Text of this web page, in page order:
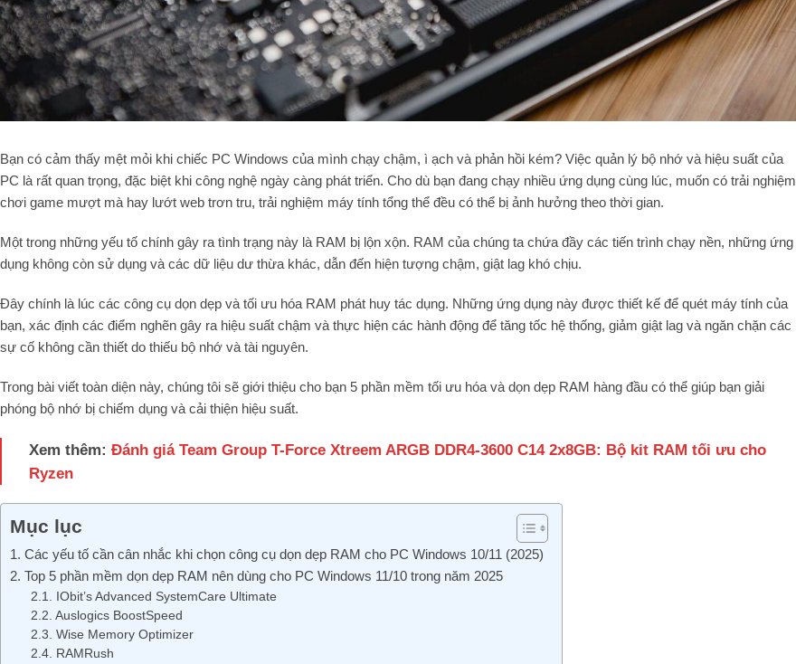
Bạn có cảm thấy mệt mỏi khi chiếc PC Windows của mình chạy chậm, ì ạch và phản hồi kém? Việc quản lý bộ nhớ và hiệu suất của
PC là rất quan trọng, đặc biệt khi công nghệ ngày càng phát triển. Cho dù bạn đang chạy nhiều ứng dụng cùng lúc, muốn có trải nghiệm
chơi game mượt mà hay lướt web trơn tru, trải nghiệm máy tính tổng thể đều có thể bị ảnh hưởng theo thời gian.
Một trong những yếu tố chính gây ra tình trạng này là RAM bị lộn xộn. RAM của chúng ta chứa đầy các tiến trình chạy nền, những ứng
dụng không còn sử dụng và các dữ liệu dư thừa khác, dẫn đến hiện tượng chậm, giật lag khó chịu.
Đây chính là lúc các công cụ dọn dẹp và tối ưu hóa RAM phát huy tác dụng. Những ứng dụng này được thiết kế để quét máy tính của
bạn, xác định các điểm nghẽn gây ra hiệu suất chậm và thực hiện các hành động để tăng tốc hệ thống, giảm giật lag và ngăn chặn các
sự cố không cần thiết do thiếu bộ nhớ và tài nguyên.
Trong bài viết toàn diện này, chúng tôi sẽ giới thiệu cho bạn 5 phần mềm tối ưu hóa và dọn dẹp RAM hàng đầu có thể giúp bạn giải
phóng bộ nhớ bị chiếm dụng và cải thiện hiệu suất.
Xem thêm: Đánh giá Team Group T-Force Xtreem ARGB DDR4-3600 C14 2x8GB: Bộ kit RAM tối ưu cho
Ryzen
Mục lục
1. Các yếu tố cần cân nhắc khi chọn công cụ dọn dẹp RAM cho PC Windows 10/11 (2025)
2. Top 5 phần mềm dọn dẹp RAM nên dùng cho PC Windows 11/10 trong năm 2025
2.1. IObit’s Advanced SystemCare Ultimate
2.2. Auslogics BoostSpeed
2.3. Wise Memory Optimizer
2.4. RAMRush